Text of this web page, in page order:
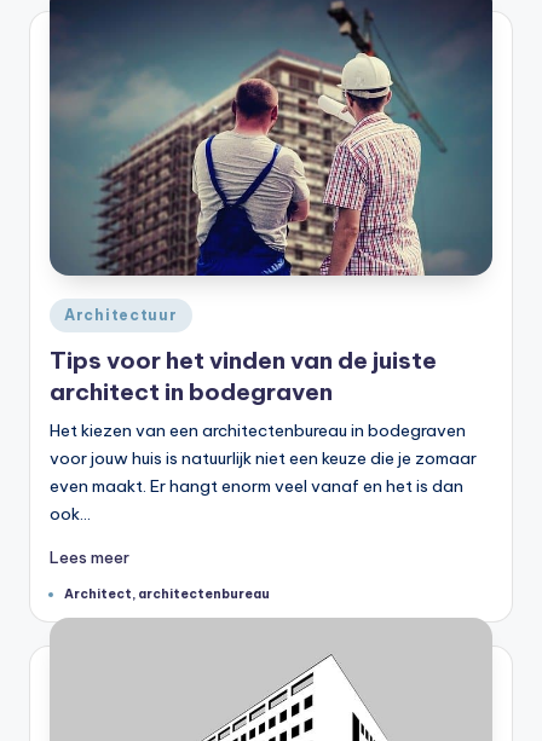
Geplaatst
in
Architectuur
Tips voor het vinden van de juiste
architect in bodegraven
Het kiezen van een architectenbureau in bodegraven
voor jouw huis is natuurlijk niet een keuze die je zomaar
even maakt. Er hangt enorm veel vanaf en het is dan
ook…
Lees meer
Tags:
Architect, architectenbureau